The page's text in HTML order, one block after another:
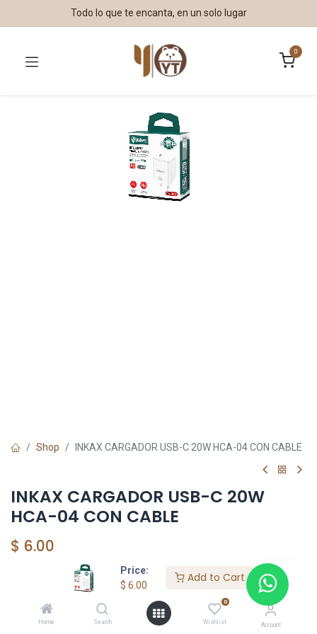
Price:
$ 6.00
Add to Cart
Home Search
0
Wishlist Account
Todo lo que te encanta, en un solo lugar
0
Shop INKAX CARGADOR USB-C 20W HCA-04 CON CABLE
INKAX CARGADOR USB-C 20W
HCA-04 CON CABLE
$ 6.00
Add to Cart
Agregar a la lista de deseos